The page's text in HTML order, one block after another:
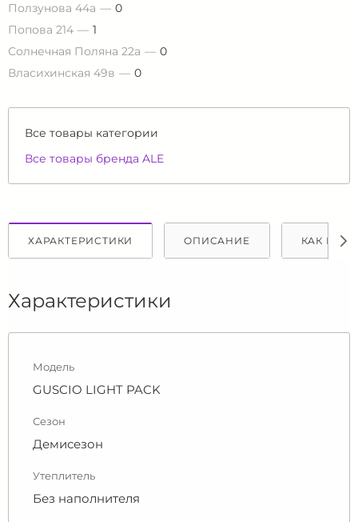
Ползунова 44а
0
Попова 214
1
Солнечная Поляна 22а
0
Власихинская 49в
0
Все товары категории
Все товары бренда ALE
ХАРАКТЕРИСТИКИ ОПИСАНИЕ КАК
Характеристики
Модель
GUSCIO LIGHT PACK
Сезон
Демисезон
Утеплитель
Без наполнителя